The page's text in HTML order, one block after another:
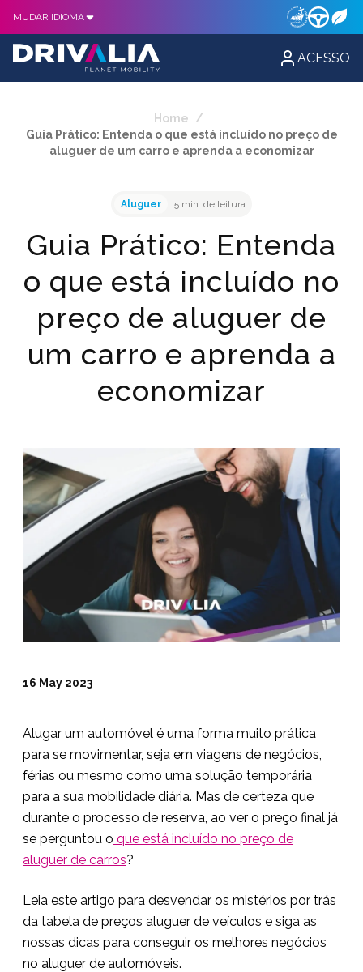
MUDAR IDIOMA
ACESSO
Home
/
Guia Prático: Entenda o que está incluído no preço de
aluguer de um carro e aprenda a economizar
Aluguer 5 min. de leitura
Guia Prático: Entenda
o que está incluído no
preço de aluguer de
um carro e aprenda a
economizar
16 May 2023
Alugar um automóvel é uma forma muito prática
para se movimentar, seja em viagens de negócios,
férias ou mesmo como uma solução temporária
para a sua mobilidade diária. Mas de certeza que
durante o processo de reserva, ao ver o preço final já
se perguntou o que está incluído no preço de
aluguer de carros?
Leia este artigo para desvendar os mistérios por trás
da tabela de preços aluguer de veículos e siga as
nossas dicas para conseguir os melhores negócios
no aluguer de automóveis.